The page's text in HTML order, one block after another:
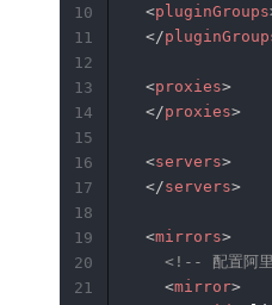
<pluginGroups
</
<proxies>
</proxies>
<servers>
</servers>
<mirrors>
<!-- 配置阿
<mirror>
10
11
12
13
14
15
16
17
18
19
20
21